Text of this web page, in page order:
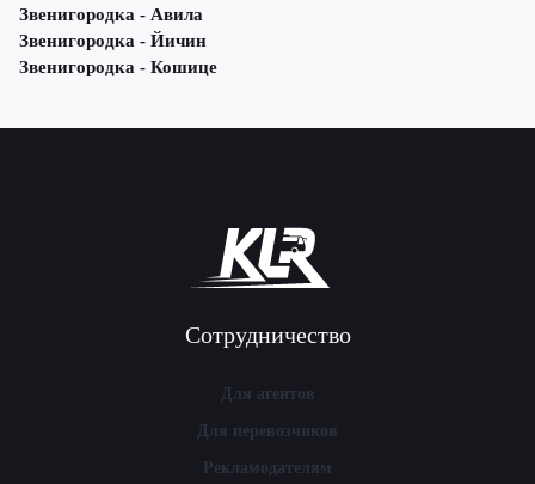
Звенигородка - Авила
Звенигородка - Йичин
Звенигородка - Кошице
Сотрудничество
Для агентов
Для перевозчиков
Рекламодателям